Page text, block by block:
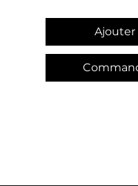
Ajouter